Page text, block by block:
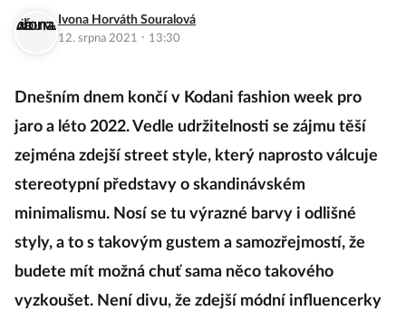
Ivona Horváth Souralová
12. srpna 2021 · 13:30
Dnešním dnem končí v Kodani fashion week pro
jaro a léto 2022. Vedle udržitelnosti se zájmu těší
zejména zdejší street style, který naprosto válcuje
stereotypní představy o skandinávském
minimalismu. Nosí se tu výrazné barvy i odlišné
styly, a to s takovým gustem a samozřejmostí, že
budete mít možná chuť sama něco takového
vyzkoušet. Není divu, že zdejší módní influencerky